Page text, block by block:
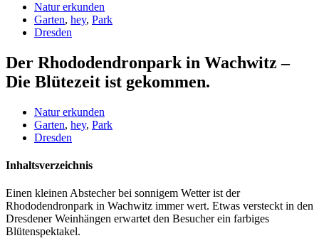
Natur erkunden
Garten, hey, Park
Dresden
Der Rhododendronpark in Wachwitz –
Die Blütezeit ist gekommen.
Natur erkunden
Garten, hey, Park
Dresden
Inhaltsverzeichnis
Einen kleinen Abstecher bei sonnigem Wetter ist der
Rhododendronpark in Wachwitz immer wert. Etwas versteckt in den
Dresdener Weinhängen erwartet den Besucher ein farbiges
Blütenspektakel.